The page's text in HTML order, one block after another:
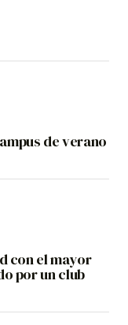
de verano
con el mayor
por un club